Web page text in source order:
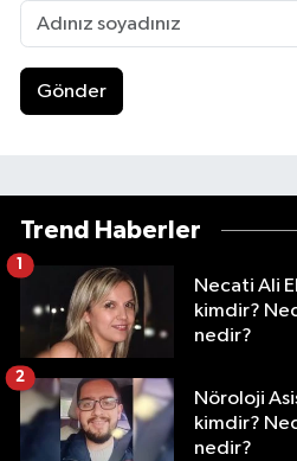
Gönder
Trend Haberler
Necati Ali
kimdir?
nedir?
1
Nöroloji
kimdir?
nedir?
2